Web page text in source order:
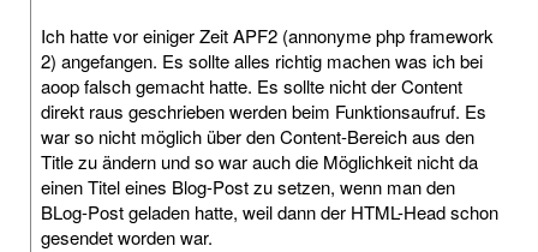
Ich hatte vor einiger Zeit APF2 (annonyme php framework
2) angefangen. Es sollte alles richtig machen was ich bei
aoop falsch gemacht hatte. Es sollte nicht der Content
direkt raus geschrieben werden beim Funktionsaufruf. Es
war so nicht möglich über den Content-Bereich aus den
Title zu ändern und so war auch die Möglichkeit nicht da
einen Titel eines Blog-Post zu setzen, wenn man den
BLog-Post geladen hatte, weil dann der HTML-Head schon
gesendet worden war.